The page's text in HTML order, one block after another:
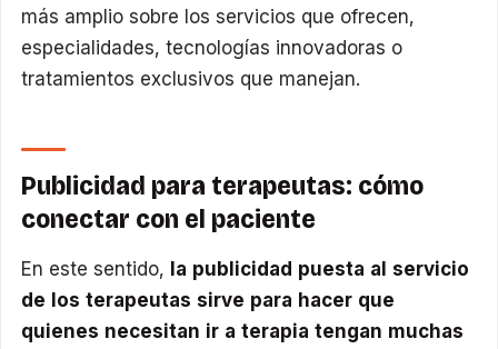
más amplio sobre los servicios que ofrecen,
especialidades, tecnologías innovadoras o
tratamientos exclusivos que manejan.
Publicidad para terapeutas: cómo
conectar con el paciente
En este sentido, la publicidad puesta al servicio
de los terapeutas sirve para hacer que
quienes necesitan ir a terapia tengan muchas